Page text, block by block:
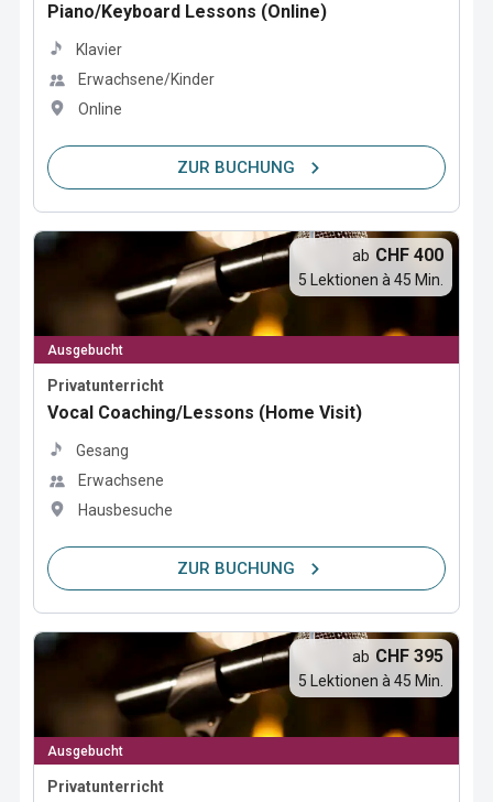
Piano/Keyboard Lessons (Online)
Klavier
Erwachsene/Kinder
Online
ZUR BUCHUNG
Ausgebucht
Privatunterricht
Vocal Coaching/Lessons (Home Visit)
Gesang
Erwachsene
Hausbesuche
ab CHF 400
5 Lektionen à 45 Min.
ZUR BUCHUNG
Ausgebucht
Privatunterricht
ab CHF 395
5 Lektionen à 45 Min.